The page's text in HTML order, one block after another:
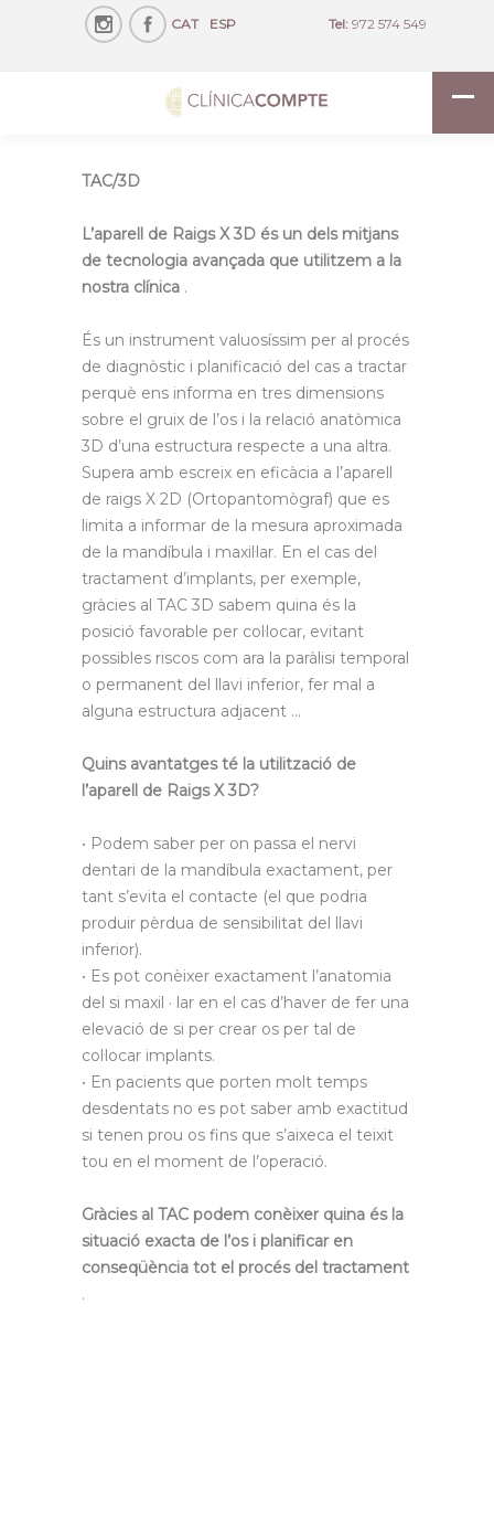
CAT ESP Tel: 972 574 549
TAC/3D
L’aparell de Raigs X 3D és un dels mitjans
de tecnologia avançada que utilitzem a la
nostra clínica .
És un instrument valuosíssim per al procés
de diagnòstic i planificació del cas a tractar
perquè ens informa en tres dimensions
sobre el gruix de l’os i la relació anatòmica
3D d’una estructura respecte a una altra.
Supera amb escreix en eficàcia a l’aparell
de raigs X 2D (Ortopantomògraf) que es
limita a informar de la mesura aproximada
de la mandíbula i maxil·lar. En el cas del
tractament d’implants, per exemple,
gràcies al TAC 3D sabem quina és la
posició favorable per col·locar, evitant
possibles riscos com ara la paràlisi temporal
o permanent del llavi inferior, fer mal a
alguna estructura adjacent …
Quins avantatges té la utilització de
l’aparell de Raigs X 3D?
• Podem saber per on passa el nervi
dentari de la mandíbula exactament, per
tant s’evita el contacte (el que podria
produir pèrdua de sensibilitat del llavi
inferior).
• Es pot conèixer exactament l’anatomia
del si maxil · lar en el cas d’haver de fer una
elevació de si per crear os per tal de
col·locar implants.
• En pacients que porten molt temps
desdentats no es pot saber amb exactitud
si tenen prou os fins que s’aixeca el teixit
tou en el moment de l’operació.
Gràcies al TAC podem conèixer quina és la
situació exacta de l’os i planificar en
conseqüència tot el procés del tractament
.